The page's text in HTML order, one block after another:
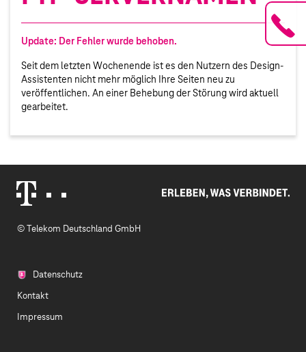
Update: Der Fehler wurde behoben.
Seit dem letzten Wochenende ist es den Nutzern des Design-
Assistenten nicht mehr möglich Ihre Seiten neu zu
veröffentlichen. An einer Behebung der Störung wird aktuell
gearbeitet.
© Telekom Deutschland GmbH
Datenschutz
Kontakt
Impressum